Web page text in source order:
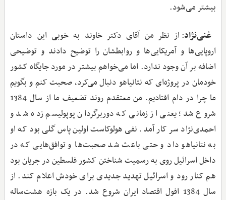
بیشتر می‌شود.
غنی‌نژاد: از نظر من آقای دکتر خاوند به خوبی این داستان
اروپایی‌ها و آمریکایی‌ها و روابطشان را توضیح دادند و توضیحی
اضافه بر آن وجود ندارد. اما می‌خواهم بیشتر در مورد جایگاه کشور
خودمان در پروژه‌ای که نتانیاهو دنبال می‌کرد، صحبت کنم و بگویم
ما چرا در دام افتادیم. من معتقدم روند تضعیف ما از سال 1384
شروع شد؛ یعنی از زمانی که دوربرگردان پوپولیسم زده شد و
احمدی‌نژاد سر کار آمد. نفی هولوکاست اولین پاس گلی بود که او
به نتانیاهو داد و حتی باعث شد صحبت‌ها و توافق‌هایی که در
داخل اسرائیل روی به رسمیت شناختن کشور فلسطین در جریان بود
هم کنار رود و اسرائیل تهدید جدیدی برای خودش اعلام کند. از
سال 1384 افول اقتصاد ایران شروع شد. در یک بازه هشت‌ساله